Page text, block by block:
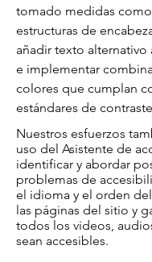
tomado medidas
estructuras de
añadir texto alternativo
e implementar
colores que cumplan
estándares de
Nuestros esfuerzos
uso del Asistente de
identificar y abordar
problemas de
el idioma y el orden
las páginas del sitio y
todos los videos,
sean accesibles.